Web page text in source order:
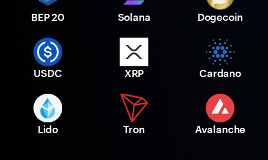
BEP 20 Solana Dogecoin
USDC XRP Cardano
Lido Tron Avalanche